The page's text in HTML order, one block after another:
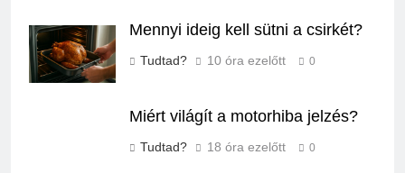
Mennyi ideig kell sütni a csirkét?
Tudtad? 10 óra ezelőtt 0
Miért világít a motorhiba jelzés?
Tudtad? 18 óra ezelőtt 0